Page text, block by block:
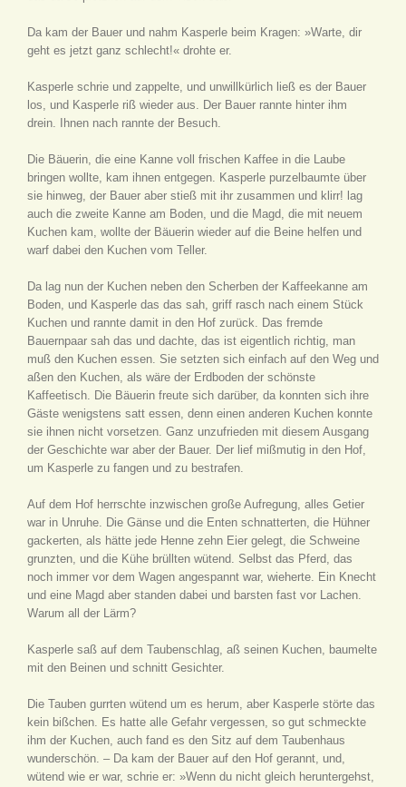
Da kam der Bauer und nahm Kasperle beim Kragen: »Warte, dir
geht es jetzt ganz schlecht!« drohte er.
Kasperle schrie und zappelte, und unwillkürlich ließ es der Bauer
los, und Kasperle riß wieder aus. Der Bauer rannte hinter ihm
drein. Ihnen nach rannte der Besuch.
Die Bäuerin, die eine Kanne voll frischen Kaffee in die Laube
bringen wollte, kam ihnen entgegen. Kasperle purzelbaumte über
sie hinweg, der Bauer aber stieß mit ihr zusammen und klirr! lag
auch die zweite Kanne am Boden, und die Magd, die mit neuem
Kuchen kam, wollte der Bäuerin wieder auf die Beine helfen und
warf dabei den Kuchen vom Teller.
Da lag nun der Kuchen neben den Scherben der Kaffeekanne am
Boden, und Kasperle das das sah, griff rasch nach einem Stück
Kuchen und rannte damit in den Hof zurück. Das fremde
Bauernpaar sah das und dachte, das ist eigentlich richtig, man
muß den Kuchen essen. Sie setzten sich einfach auf den Weg und
aßen den Kuchen, als wäre der Erdboden der schönste
Kaffeetisch. Die Bäuerin freute sich darüber, da konnten sich ihre
Gäste wenigstens satt essen, denn einen anderen Kuchen konnte
sie ihnen nicht vorsetzen. Ganz unzufrieden mit diesem Ausgang
der Geschichte war aber der Bauer. Der lief mißmutig in den Hof,
um Kasperle zu fangen und zu bestrafen.
Auf dem Hof herrschte inzwischen große Aufregung, alles Getier
war in Unruhe. Die Gänse und die Enten schnatterten, die Hühner
gackerten, als hätte jede Henne zehn Eier gelegt, die Schweine
grunzten, und die Kühe brüllten wütend. Selbst das Pferd, das
noch immer vor dem Wagen angespannt war, wieherte. Ein Knecht
und eine Magd aber standen dabei und barsten fast vor Lachen.
Warum all der Lärm?
Kasperle saß auf dem Taubenschlag, aß seinen Kuchen, baumelte
mit den Beinen und schnitt Gesichter.
Die Tauben gurrten wütend um es herum, aber Kasperle störte das
kein bißchen. Es hatte alle Gefahr vergessen, so gut schmeckte
ihm der Kuchen, auch fand es den Sitz auf dem Taubenhaus
wunderschön. – Da kam der Bauer auf den Hof gerannt, und,
wütend wie er war, schrie er: »Wenn du nicht gleich heruntergehst,